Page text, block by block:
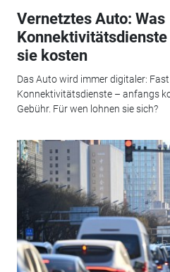
Vernetztes Auto: Was
Konnektivitätsdienste
sie kosten
Das Auto wird immer digitaler:
Konnektivitätsdienste – anfangs
Gebühr. Für wen lohnen sie sich?